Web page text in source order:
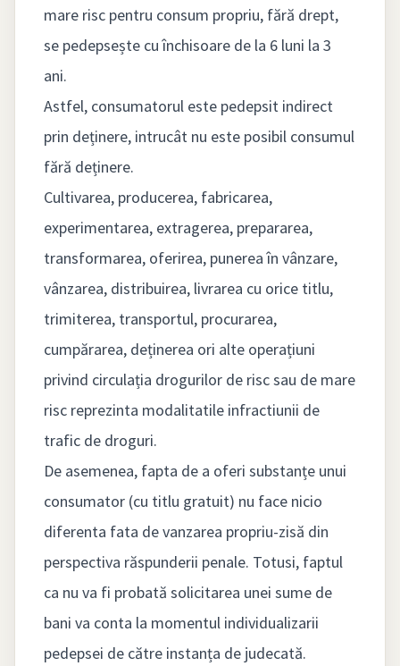
mare risc pentru consum propriu, fără drept,
se pedepsește cu închisoare de la 6 luni la 3
ani.
Astfel, consumatorul este pedepsit indirect
prin deținere, intrucât nu este posibil consumul
fără deținere.
Cultivarea, producerea, fabricarea,
experimentarea, extragerea, prepararea,
transformarea, oferirea, punerea în vânzare,
vânzarea, distribuirea, livrarea cu orice titlu,
trimiterea, transportul, procurarea,
cumpărarea, deținerea ori alte operațiuni
privind circulația drogurilor de risc sau de mare
risc reprezinta modalitatile infractiunii de
trafic de droguri.
De asemenea, fapta de a oferi substanțe unui
consumator (cu titlu gratuit) nu face nicio
diferenta fata de vanzarea propriu-zisă din
perspectiva răspunderii penale. Totusi, faptul
ca nu va fi probată solicitarea unei sume de
bani va conta la momentul individualizarii
pedepsei de către instanța de judecată.